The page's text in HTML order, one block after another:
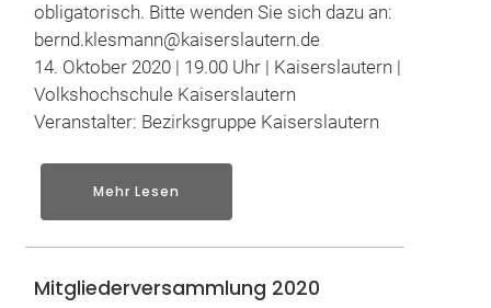
obligatorisch. Bitte wenden Sie sich dazu an:
bernd.klesmann@kaiserslautern.de
14. Oktober 2020 | 19.00 Uhr | Kaiserslautern |
Volkshochschule Kaiserslautern
Veranstalter: Bezirksgruppe Kaiserslautern
Mehr Lesen
Mitgliederversammlung 2020